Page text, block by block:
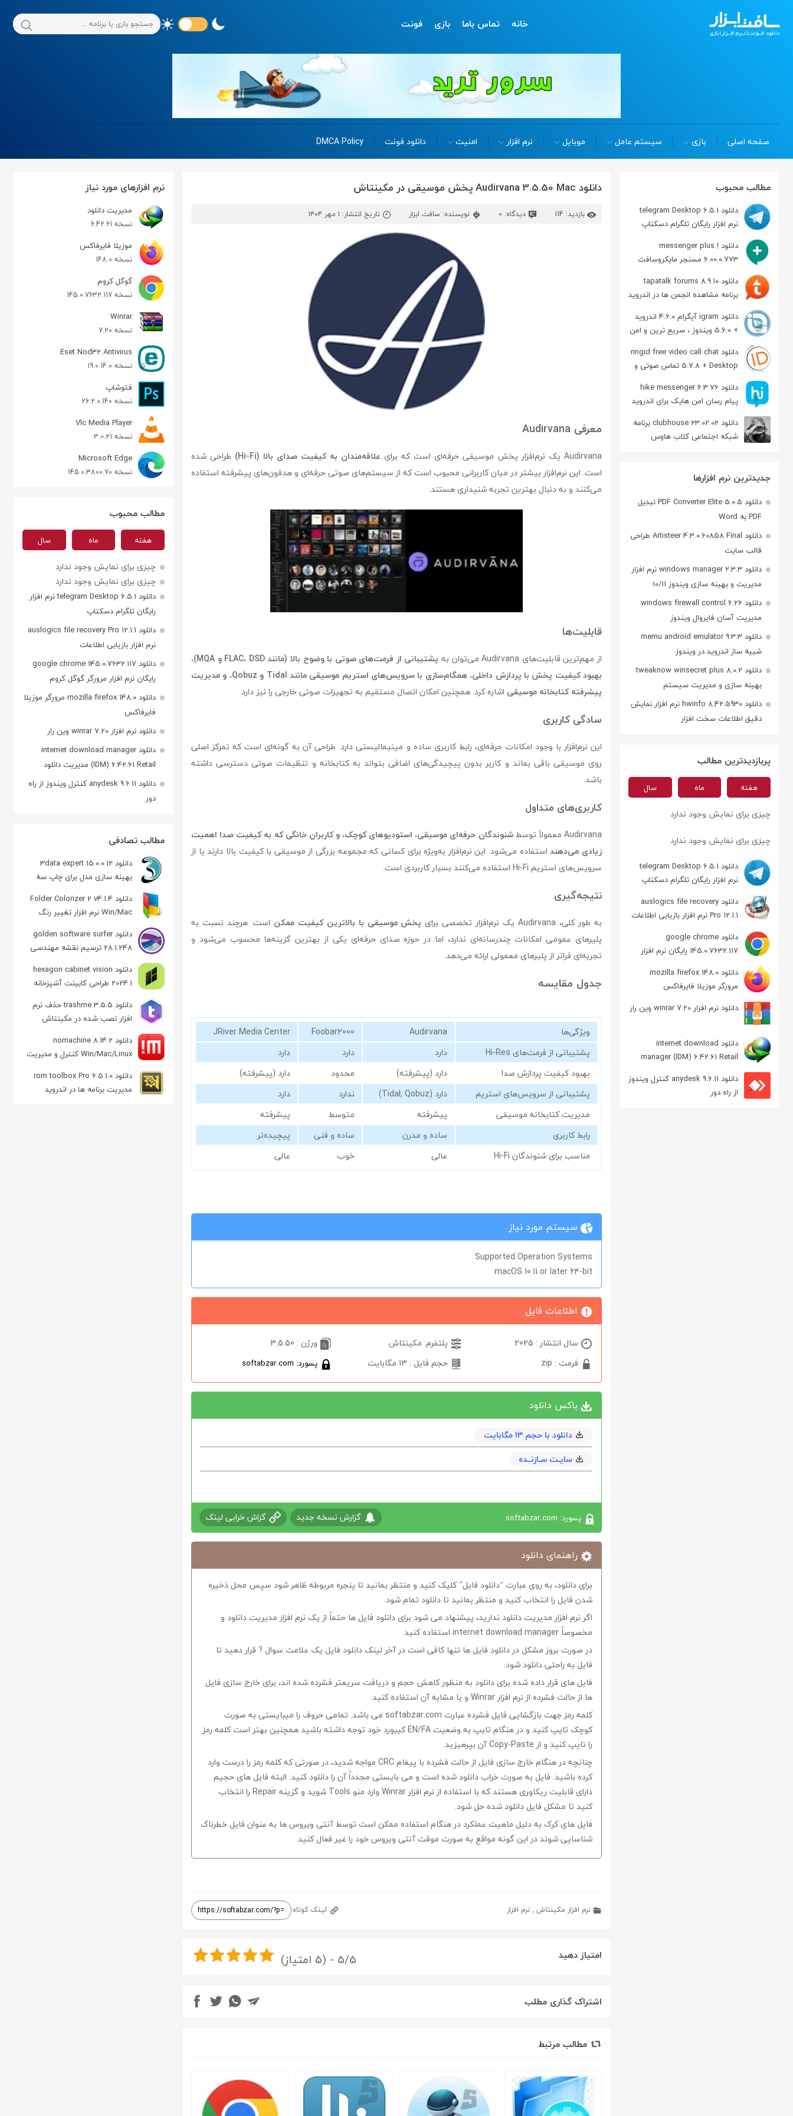
خانه تماس باما بازی فونت
صفحه اصلی بازی سیستم عامل موبایل نرم افزار امنیت دانلود فونت DMCA Policy
مطالب محبوب
دانلود telegram Desktop 6.5.1
نرم افزار رایگان تلگرام دسکتاپ
دانلود messenger plus !
6.00.0.773 مسنجر مایکروسافت
دانلود tapatalk forums 8.9.10
برنامه مشاهده انجمن ها در اندروید
دانلود igram آیگرام 4.6.0 اندروید
+ 5.6.0 ویندوز ، سریع ترین و امن
ترین نسخه تلگرام
دانلود ringid free video call chat
5.7.8 + Desktop تماس صوتی و
تصویری در اندروید
دانلود hike messenger 6.3.76
پیام‌ رسان‌ امن هایک برای اندروید
دانلود clubhouse 23.02.02 برنامه
شبکه اجتماعی کلاب هاوس
جدیدترین نرم افزارها
دانلود PDF Converter Elite 5.0.5 تبدیل
PDF به Word
دانلود Artisteer 4.3.0.60858 Final طراحی
قالب سایت
دانلود windows manager 2.3.3 نرم افزار
مدیریت و بهینه سازی ویندوز 10/11
دانلود windows firewall control 6.26
مدیریت آسان فایروال ویندوز
دانلود memu android emulator 9.3.3
شبیه ساز اندروید در ویندوز
دانلود tweaknow winsecret plus 8.0.2
بهینه سازی و مدیریت سیستم
دانلود hwinfo 8.42.5930 نرم افزار نمایش
دقیق اطلاعات سخت افزار
پربازدیدترین مطالب
هفته ماه سال
چیزی برای نمایش وجود ندارد
چیزی برای نمایش وجود ندارد
دانلود telegram Desktop 6.5.1
نرم افزار رایگان تلگرام دسکتاپ
دانلود auslogics file recovery
Pro 12.1.1 نرم افزار بازیابی اطلاعات
دانلود google chrome
145.0.7632.117 رایگان نرم افزار
مرورگر گوگل کروم
دانلود mozilla firefox 148.0
مرورگر موزیلا فایرفاکس
دانلود نرم افزار winrar 7.20 وین رار
دانلود internet download
manager (IDM) 6.42.61 Retail
مدیریت دانلود
دانلود anydesk 9.6.11 کنترل ویندوز
از راه دور
دانلود Audirvana 3.5.50 Mac پخش موسیقی در مکینتاش
بازدید: 114 دیدگاه: 0 نویسنده: سافت ابزار تاریخ انتشار: ۱ مهر ۱۴۰۴
معرفی Audirvana
Audirvana یک نرم‌افزار پخش موسیقی حرفه‌ای است که برای علاقه‌مندان به کیفیت صدای بالا (Hi-Fi)
طراحی شده
است. این نرم‌افزار بیشتر در میان کاربرانی محبوب است که از سیستم‌های صوتی حرفه‌ای و هدفون‌های پیشرفته استفاده
می‌کنند و به دنبال بهترین تجربه شنیداری هستند.
قابلیت‌ها
از مهم‌ترین قابلیت‌های Audirvana می‌توان به
پشتیبانی از فرمت‌های صوتی با وضوح بالا (مانند FLAC، DSD و MQA)،
بهبود کیفیت پخش با پردازش داخلی، همگام‌سازی با سرویس‌های استریم موسیقی مانند Tidal و Qobuz، و مدیریت
پیشرفته کتابخانه موسیقی اشاره کرد. همچنین امکان اتصال مستقیم به تجهیزات صوتی خارجی را نیز دارد.
سادگی کاربری
این نرم‌افزار با وجود امکانات حرفه‌ای، رابط کاربری ساده و مینیمالیستی دارد. طراحی آن به گونه‌ای است که تمرکز اصلی
روی موسیقی باقی بماند و کاربر بدون پیچیدگی‌های اضافی بتواند به کتابخانه و تنظیمات صوتی دسترسی داشته
باشد.
کاربری‌های متداول
Audirvana معمولاً توسط
شنوندگان حرفه‌ای موسیقی، استودیوهای کوچک، و کاربران خانگی که به کیفیت صدا اهمیت
زیادی می‌دهند استفاده می‌شود. این نرم‌افزار به‌ویژه برای کسانی که مجموعه بزرگی از موسیقی با کیفیت بالا دارند یا از
سرویس‌های استریم Hi-Fi استفاده می‌کنند بسیار کاربردی است.
نتیجه‌گیری
به طور کلی، Audirvana یک نرم‌افزار تخصصی برای پخش موسیقی با بالاترین کیفیت ممکن است. هرچند نسبت به
پلیرهای عمومی امکانات چندرسانه‌ای ندارد، اما در حوزه صدای حرفه‌ای یکی از بهترین گزینه‌ها محسوب می‌شود و
تجربه‌ای فراتر از پلیرهای معمولی ارائه می‌دهد.
جدول مقایسه
ویژگی‌ها Audirvana
Foobar2000
JRiver Media Center
پشتیبانی از فرمت‌های Hi-Res
دارد دارد
دارد
بهبود کیفیت پردازش صدا
دارد (پیشرفته) محدود
دارد (پیشرفته)
پشتیبانی از سرویس‌های استریم
دارد (Tidal, Qobuz) ندارد
دارد
مدیریت کتابخانه موسیقی
پیشرفته متوسط
پیشرفته
رابط کاربری
ساده و مدرن ساده و فنی
پیچیده‌تر
مناسب برای شنوندگان Hi-Fi
عالی خوب عالی
سیستم مورد نیاز
Supported Operation Systems
macOS 10.11 or later 64-bit
اطلاعات فایل
سال انتشار : 2025 پلتفرم: مکینتاش
ورژن : 3.5.50
فرمت : zip
حجم فایل : 13 مگابایت پسورد: softabzar.com
باکس دانلود
دانلود با حجم 13 مگابايت
سایـت سـازنــده
پسورد: softabzar.com گزارش نسخه جدید گزاش خرابی لینک
راهنمای دانلود
برای دانلود، به روی عبارت “دانلود فایل” کلیک کنید و منتظر بمانید تا پنجره مربوطه ظاهر شود سپس محل ذخیره
شدن فایل را انتخاب کنید و منتظر بمانید تا دانلود تمام شود.
اگر نرم افزار مدیریت دانلود ندارید، پیشنهاد می شود برای دانلود فایل ها حتماً از یک نرم افزار مدیریت دانلود و
مخصوصاً internet download manager استفاده کنید.
در صورت بروز مشکل در دانلود فایل ها تنها کافی است در آخر لینک دانلود فایل یک علامت سوال ? قرار دهید تا
فایل به راحتی دانلود شود.
فایل های قرار داده شده برای دانلود به منظور کاهش حجم و دریافت سریعتر فشرده شده اند، برای خارج سازی فایل
ها از حالت فشرده از نرم افزار Winrar و یا مشابه آن استفاده کنید.
کلمه رمز جهت بازگشایی فایل فشرده عبارت softabzar.com می باشد. تمامی حروف را میبایستی به صورت
کوچک تایپ کنید و در هنگام تایپ به وضعیت EN/FA کیبورد خود توجه داشته باشید همچنین بهتر است کلمه رمز
را تایپ کنید و از Copy-Paste آن بپرهیزید.
چنانچه در هنگام خارج سازی فایل از حالت فشرده با پیغام CRC مواجه شدید، در صورتی که کلمه رمز را درست وارد
کرده باشید. فایل به صورت خراب دانلود شده است و می بایستی مجدداً آن را دانلود کنید. البته فایل های حجیم
دارای قابلیت ریکاوری هستند که با استفاده از نرم افزار Winrar وارد منو Tools شوید و گزینه Repair را انتخاب
کنید تا مشکل فایل دانلود شده حل شود.
فایل های کرک به دلیل ماهیت عملکرد در هنگام استفاده ممکن است توسط آنتی ویروس ها به عنوان فایل خطرناک
شناسایی شوند در این گونه مواقع به صورت موقت آنتی ویروس خود را غیر فعال کنید.
نرم افزار مکینتاش ,نرم افزار لینک کوتاه
امتیاز دهید 5/5 - (5 امتیاز)
اشتراک گذاری مطلب
مطالب مرتبط
نرم افزارهای مورد نیاز
مدیریت دانلود
نسخه 6.42.61
موزیلا فایرفاکس
نسخه 148.0
گوگل کروم
نسخه 145.0.7632.117
Winrar
نسخه 7.20
Eset Nod32 Antivirus
نسخه 19.0.14.0
فتوشاپ
نسخه 26.2.0.140
Vlc Media Player
نسخه 3.0.21
Microsoft Edge
نسخه 145.0.3800.70
مطالب محبوب
هفته ماه سال
چیزی برای نمایش وجود ندارد
چیزی برای نمایش وجود ندارد
دانلود telegram Desktop 6.5.1 نرم افزار
رایگان تلگرام دسکتاپ
دانلود auslogics file recovery Pro 12.1.1
نرم افزار بازیابی اطلاعات
دانلود google chrome 145.0.7632.117
رایگان نرم افزار مرورگر گوگل کروم
دانلود mozilla firefox 148.0 مرورگر موزیلا
فایرفاکس
دانلود نرم افزار winrar 7.20 وین رار
دانلود internet download manager
(IDM) 6.42.61 Retail مدیریت دانلود
دانلود anydesk 9.6.11 کنترل ویندوز از راه
دور
مطالب تصادفی
دانلود 3data expert 15.0.0.12
بهینه سازی مدل برای چاپ سه
بعدی
دانلود Folder Colorizer 2 v4.1.4
Win/Mac نرم افزار تغییر رنگ
پوشه ها در ویندوز
دانلود golden software surfer
28.1.248 ترسیم نقشه مهندسی
دانلود hexagon cabinet vision
2024.1 طراحی کابینت آشپزخانه
دانلود trashme 3.5.5 حذف نرم
افزار نصب شده در مکینتاش
دانلود nomachine 8.14.2
Win/Mac/Linux کنترل و مدیریت
دانلود rom toolbox Pro 6.5.1.0
مدیریت برنامه ها در اندروید